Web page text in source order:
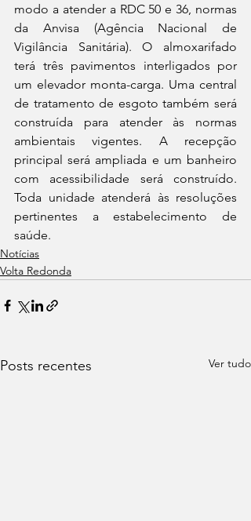
modo a atender a RDC 50 e 36, normas
da Anvisa (Agência Nacional de
Vigilância Sanitária). O almoxarifado
terá três pavimentos interligados por
um elevador monta-carga. Uma central
de tratamento de esgoto também será
construída para atender às normas
ambientais vigentes. A recepção
principal será ampliada e um banheiro
com acessibilidade será construído.
Toda unidade atenderá às resoluções
pertinentes a estabelecimento de
saúde.
Notícias
Volta Redonda
Posts recentes Ver tudo